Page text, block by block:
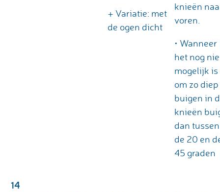
+ Variatie: met
de ogen dicht
knieën
voren.
• Wanneer
het nog
mogelijk is
om zo
buigen in
knieën
dan tussen
de 20 en
45 graden
14